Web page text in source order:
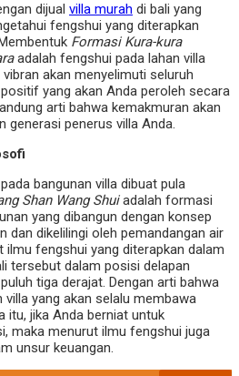
dijual villa murah di bali yang
fengshui yang diterapkan
Formasi Kura-kura
adalah fengshui pada lahan villa
akan menyelimuti seluruh
yang akan Anda peroleh secara
arti bahwa kemakmuran akan
generasi penerus villa Anda.
bangunan villa dibuat pula
Shan Wang Shuiadalah formasi
yang dibangun dengan konsep
dan dikelilingi oleh pemandangan air
ilmu fengshui yang diterapkan dalam
tersebut dalam posisi delapan
tiga derajat. Dengan arti bahwa
villa yang akan selalu membawa
itu, jika Anda berniat untuk
maka menurut ilmu fengshui juga
unsur keuangan.